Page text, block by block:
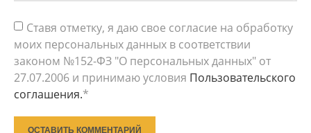
Ставя отметку, я даю свое согласие на обработку
моих персональных данных в соответствии
законом №152-ФЗ "О персональных данных" от
27.07.2006 и принимаю условия Пользовательского
соглашения.*
ОСТАВИТЬ КОММЕНТАРИЙ